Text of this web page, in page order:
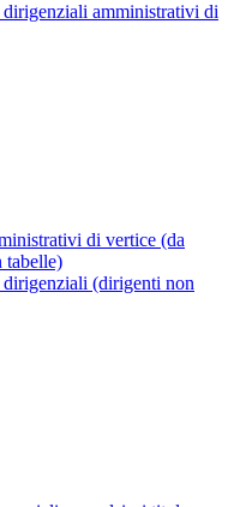
amministrativi di
di vertice (da
tabelle)
(dirigenti non